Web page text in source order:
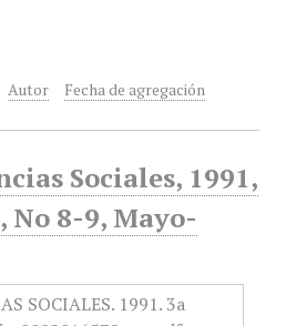
Autor Fecha de agregación
Sociales, 1991,
No 8-9, Mayo-